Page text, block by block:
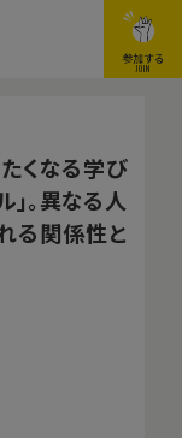
参加する
JOIN
くなる学び
」。異なる人
る関係性と